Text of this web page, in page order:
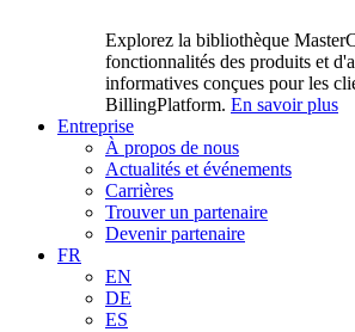
Explorez la bibliothèque
fonctionnalités des produits et
informatives conçues pour les
BillingPlatform. En savoir plus
Entreprise
À propos de nous
Actualités et événements
Carrières
Trouver un partenaire
Devenir partenaire
FR
EN
DE
ES